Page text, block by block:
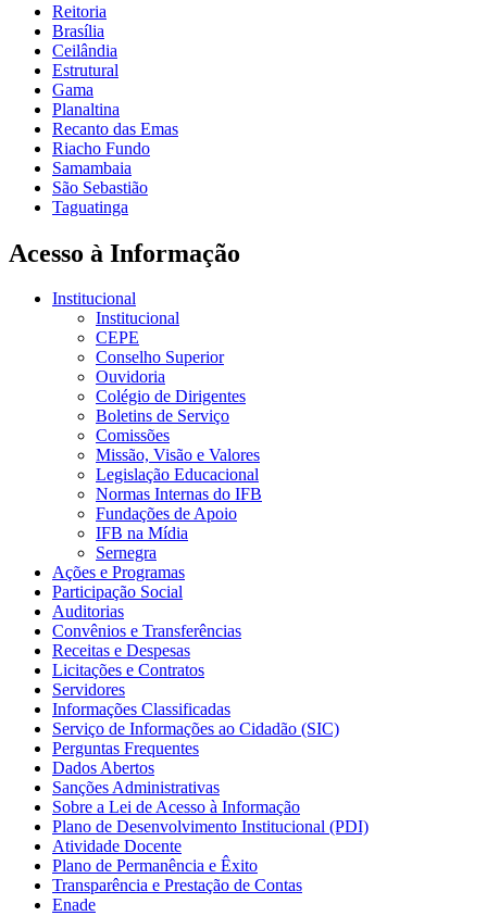
Reitoria
Brasília
Ceilândia
Estrutural
Gama
Planaltina
Recanto das Emas
Riacho Fundo
Samambaia
São Sebastião
Taguatinga
Acesso à Informação
Institucional
Institucional
CEPE
Conselho Superior
Ouvidoria
Colégio de Dirigentes
Boletins de Serviço
Comissões
Missão, Visão e Valores
Legislação Educacional
Normas Internas do IFB
Fundações de Apoio
IFB na Mídia
Sernegra
Ações e Programas
Participação Social
Auditorias
Convênios e Transferências
Receitas e Despesas
Licitações e Contratos
Servidores
Informações Classificadas
Serviço de Informações ao Cidadão (SIC)
Perguntas Frequentes
Dados Abertos
Sanções Administrativas
Sobre a Lei de Acesso à Informação
Plano de Desenvolvimento Institucional (PDI)
Atividade Docente
Plano de Permanência e Êxito
Transparência e Prestação de Contas
Enade